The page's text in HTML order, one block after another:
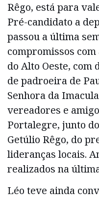
Rêgo, está para
Pré-candidato a
passou a última
compromissos
do Alto Oeste, com
de padroeira de
Senhora da
vereadores e
Portalegre, junto
Getúlio Rêgo, do
lideranças locais.
realizados na
Léo teve ainda